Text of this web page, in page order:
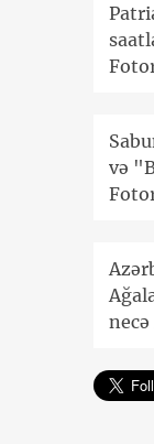
və
necə